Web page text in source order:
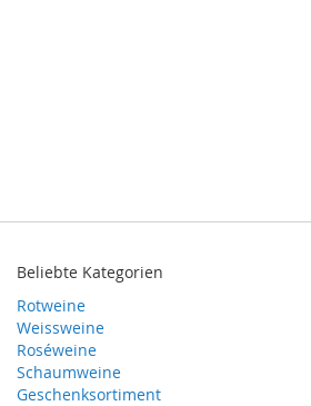
Beliebte Kategorien
Rotweine
Weissweine
Roséweine
Schaumweine
Geschenksortiment